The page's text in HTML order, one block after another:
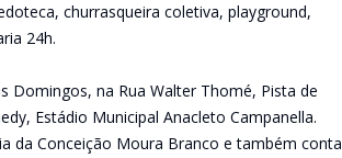
churrasqueira coletiva, playground,
24h.
Domingos, na Rua Walter Thomé, Pista de
Estádio Municipal Anacleto Campanella.
da Conceição Moura Branco e também conta